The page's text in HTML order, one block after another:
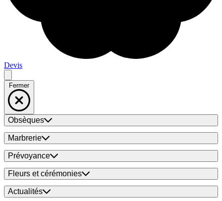
Devis
Fermer
Obsèques
Marbrerie
Prévoyance
Fleurs et cérémonies
Actualités